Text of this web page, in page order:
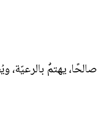
يهتمُّ بالرعيّة،